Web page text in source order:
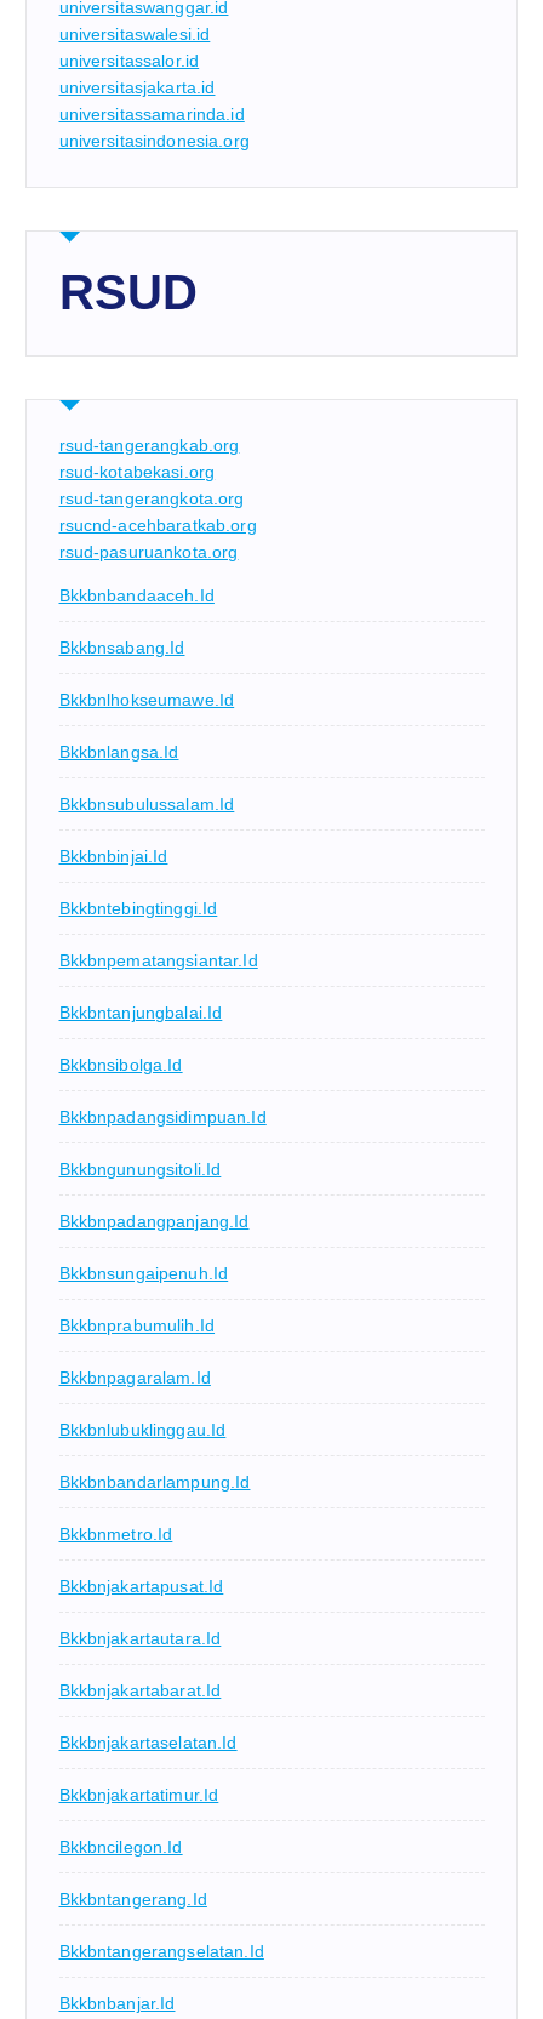
universitaswanggar.id
universitaswalesi.id
universitassalor.id
universitasjakarta.id
universitassamarinda.id
universitasindonesia.org
RSUD
rsud-tangerangkab.org
rsud-kotabekasi.org
rsud-tangerangkota.org
rsucnd-acehbaratkab.org
rsud-pasuruankota.org
Bkkbnbandaaceh.id
Bkkbnsabang.id
Bkkbnlhokseumawe.id
Bkkbnlangsa.id
Bkkbnsubulussalam.id
Bkkbnbinjai.id
Bkkbntebingtinggi.id
Bkkbnpematangsiantar.id
Bkkbntanjungbalai.id
Bkkbnsibolga.id
Bkkbnpadangsidimpuan.id
Bkkbngunungsitoli.id
Bkkbnpadangpanjang.id
Bkkbnsungaipenuh.id
Bkkbnprabumulih.id
Bkkbnpagaralam.id
Bkkbnlubuklinggau.id
Bkkbnbandarlampung.id
Bkkbnmetro.id
Bkkbnjakartapusat.id
Bkkbnjakartautara.id
Bkkbnjakartabarat.id
Bkkbnjakartaselatan.id
Bkkbnjakartatimur.id
Bkkbncilegon.id
Bkkbntangerang.id
Bkkbntangerangselatan.id
Bkkbnbanjar.id